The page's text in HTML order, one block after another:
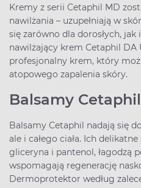
Kremy z serii Cetaphil MD
nawilżania – uzupełniają w
się zarówno dla dorosłych,
nawilżający krem Cetaphil DA
profesjonalny krem, który
atopowego zapalenia skóry.
Balsamy Cetaphil
Balsamy Cetaphil nadają się
ale i całego ciała. Ich
gliceryna i pantenol, łagodzą
wspomagają regenerację
Dermoprotektor według